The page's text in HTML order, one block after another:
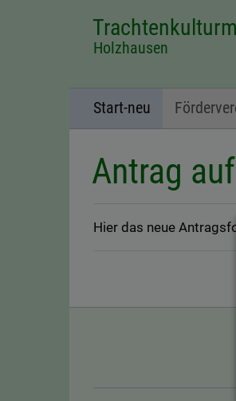
Holzhausen
Start-neu
Antrag
Hier das neue